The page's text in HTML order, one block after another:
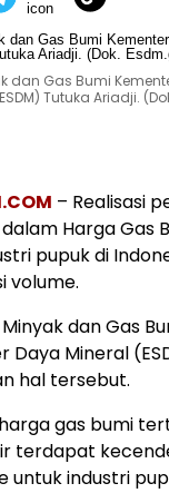
dan Gas Bumi
Tutuka Ariadji.
– Realisasi
Harga Gas
pupuk di
volume.
dan Gas
Daya Mineral
hal tersebut.
gas bumi
terdapat
untuk industri